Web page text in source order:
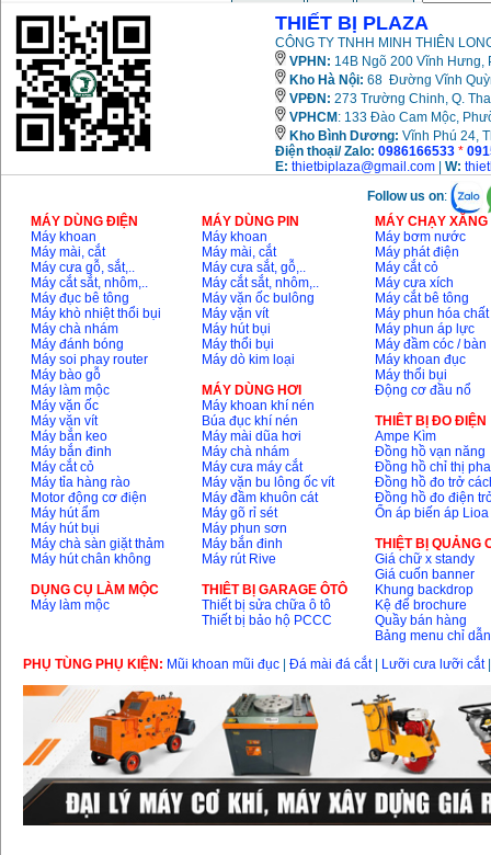
THIẾT BỊ PLAZA
CÔNG TY TNHH MINH THIÊN
VPHN: 14B Ngõ 200 Vĩnh Hưng,
Kho Hà Nội: 68 Đường Vĩnh
VPĐN: 273 Trường Chinh, Q.
VPHCM : 133 Đào Cam Mộc,
Kho Bình Dương: Vĩnh Phú 24,
Điện thoại/ Zalo: 0986166533 *
E: thietbiplaza@gmail.com W:
Follow us on:
MÁY DÙNG ĐIỆN
Máy khoan
Máy mài, cắt
Máy cưa gỗ, sắt,..
Máy cắt sắt, nhôm,..
Máy đục bê tông
Máy khò nhiệt thổi bụi
Máy chà nhám
Máy đánh bóng
Máy soi phay router
Máy bào gỗ
Máy làm mộc
Máy vặn ốc
Máy vặn vít
Máy bắn keo
Máy bắn đinh
Máy cắt cỏ
Máy tỉa hàng rào
Motor động cơ điện
Máy hút ẩm
Máy hút bụi
Máy chà sàn giặt thảm
Máy hút chân không
DỤNG CỤ LÀM MỘC
Máy làm mộc
MÁY DÙNG PIN
Máy khoan
Máy mài, cắt
Máy cưa sắt, gỗ,..
Máy cắt sắt, nhôm,..
Máy vặn ốc bulông
Máy vặn vít
Máy hút bụi
Máy thổi bụi
Máy dò kim loại
MÁY DÙNG HƠI
Máy khoan khí nén
Búa đục khí nén
Máy mài dũa hơi
Máy chà nhám
Máy cưa máy cắt
Máy vặn bu lông ốc vít
Máy đầm khuôn cát
Máy gõ rỉ sét
Máy phun sơn
Máy bắn đinh
Máy rút Rive
THIÊT BỊ GARAGE ÔTÔ
Thiết bị sửa chữa ô tô
Thiết bị bảo hộ PCCC
MÁY CHẠY
Máy bơm nước
Máy phát điện
Máy cắt cỏ
Máy cưa xích
Máy cắt bê tông
Máy phun hóa chất
Máy phun áp lực
Máy đầm cóc / bàn
Máy khoan đục
Máy thổi bụi
Động cơ đầu nổ
THIÊT BỊ ĐO ĐIỆN
Ampe Kìm
Đồng hồ vạn năng
Đồng hồ chỉ thị pha
Đồng hồ đo trở
Đồng hồ đo điện
Ổn áp biến áp Lioa
THIỆT BỊ QUẢNG
Giá chữ x standy
Giá cuốn banner
Khung backdrop
Kệ để brochure
Quầy bán hàng
Bảng menu chỉ dẫn
PHỤ TÙNG PHỤ KIỆN: Mũi khoan mũi đục Đá mài đá cắt| Lưỡi cưa lưỡi cắt